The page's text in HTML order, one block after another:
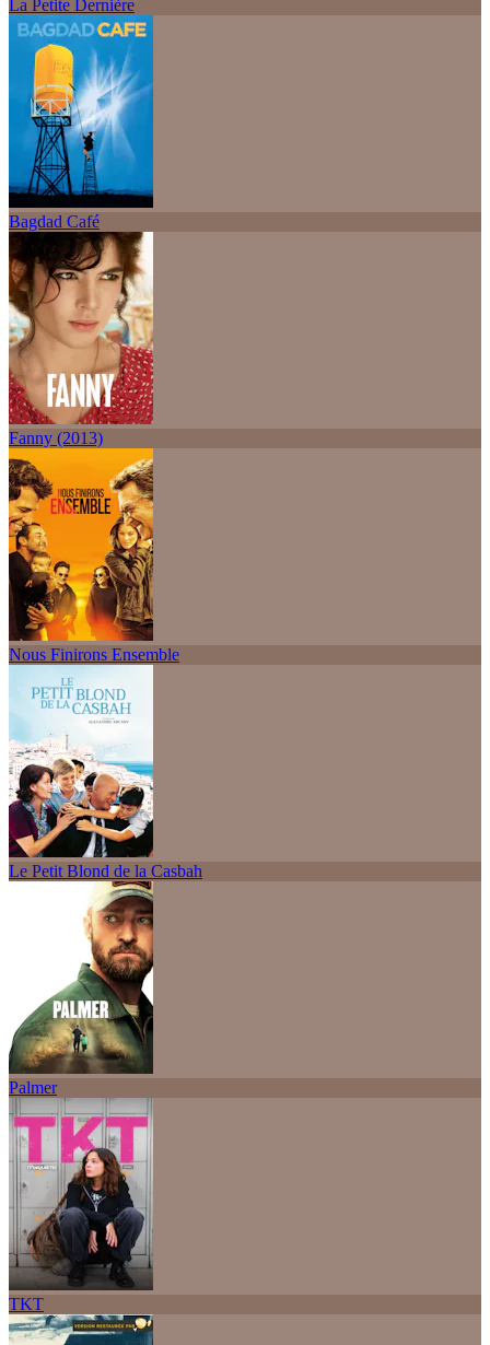
La Petite Dernière
Bagdad Café
Fanny (2013)
Nous Finirons Ensemble
Le Petit Blond de la Casbah
Palmer
TKT